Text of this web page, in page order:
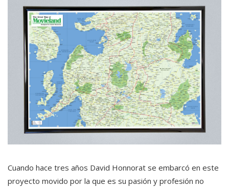
Cuando hace tres años David Honnorat se embarcó en este
proyecto movido por la que es su pasión y profesión no